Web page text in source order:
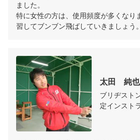
ました。
特に女性の方は、使用頻度が多くなり
習してブンブン飛ばしていきましょう。
太田　純也
ブリヂスト
定インスト